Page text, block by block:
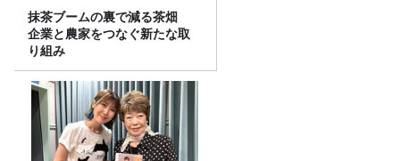
抹茶ブームの裏で減る茶畑
企業と農家をつなぐ新たな取
り組み